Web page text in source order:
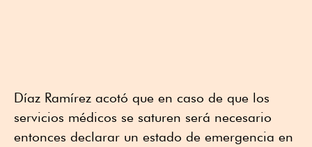
Díaz Ramírez acotó que en caso de que los
servicios médicos se saturen será necesario
entonces declarar un estado de emergencia en